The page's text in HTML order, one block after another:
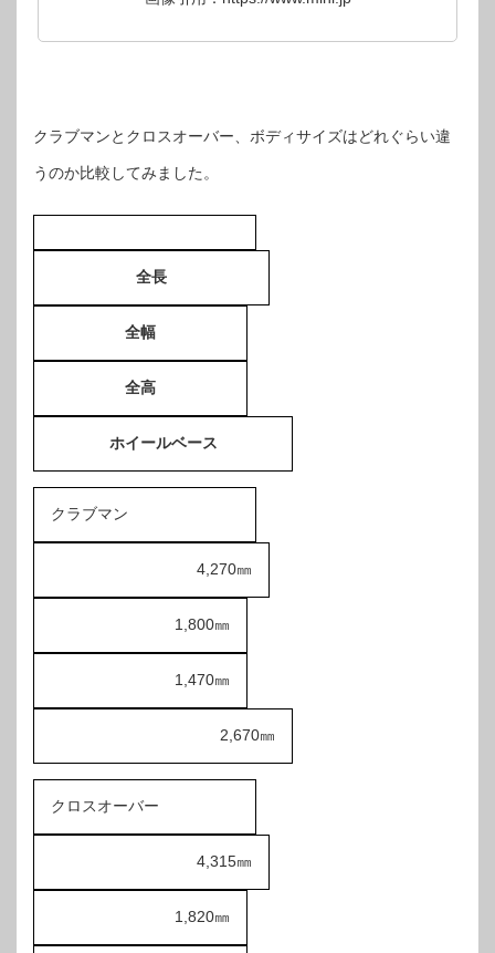
クラブマンとクロスオーバー、ボディサイズはどれぐらい違
うのか比較してみました。
全長
全幅
全高
ホイールベース
クラブマン
4,270㎜
1,800㎜
1,470㎜
2,670㎜
クロスオーバー
4,315㎜
1,820㎜